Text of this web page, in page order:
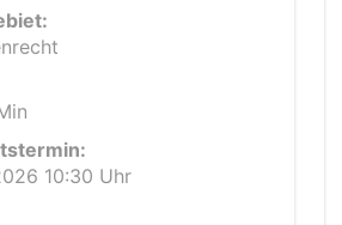
10:30 Uhr